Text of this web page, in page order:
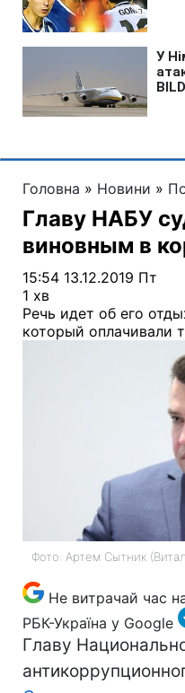
Головна » Новини »
Главу НАБУ
виновным в
15:54 13.12.2019 Пт
1 хв
Речь идет об его
который оплачивали
Фото: Артем Сытник
Не витрачай час
РБК-Україна у Google
Главу